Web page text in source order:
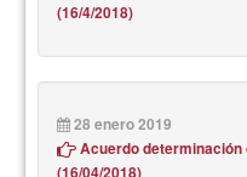
(16/4/2018)
28 enero 2019
Acuerdo
(16/04/2018)